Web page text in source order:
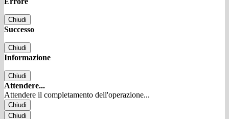
Chiudi
Successo
Chiudi
Informazione
Chiudi
Attendere...
Attendere il completamento dell'operazione...
Chiudi
Chiudi